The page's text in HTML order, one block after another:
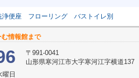
浄便座 フローリング バストイレ別
情報館まで
〒991-0041
山形県寒河江市大字寒河江字横道137
日